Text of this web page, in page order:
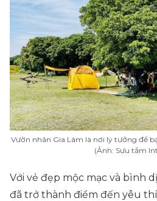
Vườn nhãn Gia Lâm là nơi lý tưởng để
(Ảnh: Sưu tầm
Với vẻ đẹp mộc mạc và bình
đã trở thành điểm đến yêu